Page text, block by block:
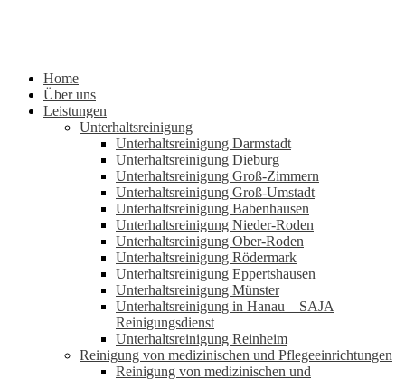
Home
Über uns
Leistungen
Unterhaltsreinigung
Unterhaltsreinigung Darmstadt
Unterhaltsreinigung Dieburg
Unterhaltsreinigung Groß-Zimmern
Unterhaltsreinigung Groß-Umstadt
Unterhaltsreinigung Babenhausen
Unterhaltsreinigung Nieder-Roden
Unterhaltsreinigung Ober-Roden
Unterhaltsreinigung Rödermark
Unterhaltsreinigung Eppertshausen
Unterhaltsreinigung Münster
Unterhaltsreinigung in Hanau – SAJA
Reinigungsdienst
Unterhaltsreinigung Reinheim
Reinigung von medizinischen und Pflegeeinrichtungen
Reinigung von medizinischen und